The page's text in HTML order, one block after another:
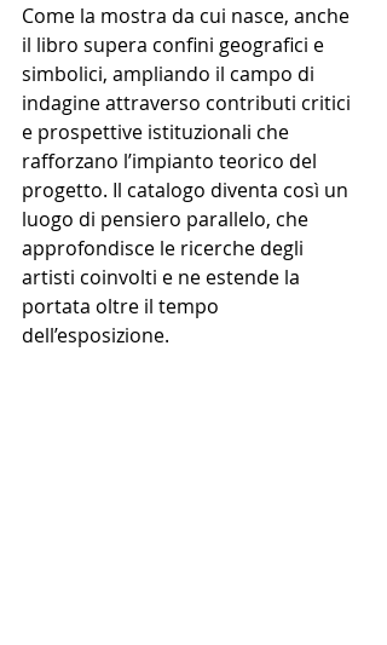
Come la mostra da cui nasce, anche
il libro supera confini geografici e
simbolici, ampliando il campo di
indagine attraverso contributi critici
e prospettive istituzionali che
rafforzano l’impianto teorico del
progetto. Il catalogo diventa così un
luogo di pensiero parallelo, che
approfondisce le ricerche degli
artisti coinvolti e ne estende la
portata oltre il tempo
dell’esposizione.